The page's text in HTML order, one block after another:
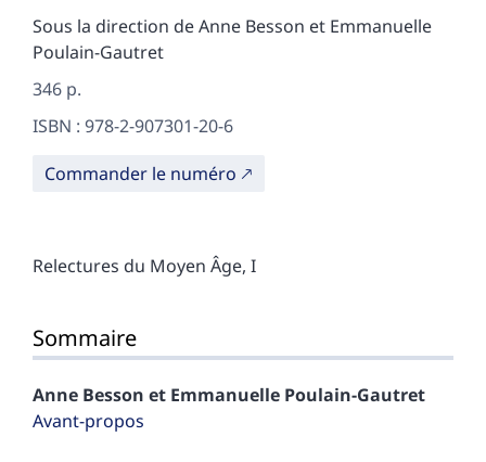
Sous la direction deAnne Besson et Emmanuelle
Poulain-Gautret
346 p.
ISBN : 978-2-907301-20-6
Commander le numéro
Relectures du Moyen Âge, I
Sommaire
Anne Besson et Emmanuelle Poulain-Gautret
Avant-propos